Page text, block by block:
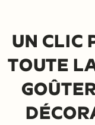
Pendant
un
UN CLIC
TOUTE